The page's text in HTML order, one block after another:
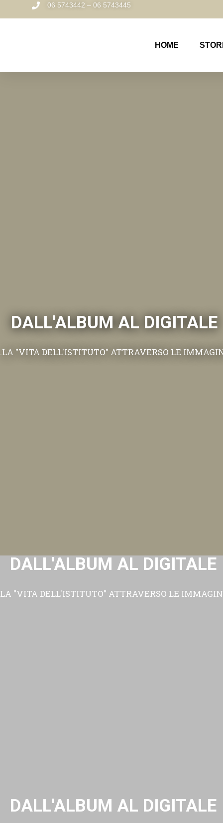
06 5743442 – 06 5743445
HOME
DALL'ALBUM AL DIGITALE
.LA "VITA DELL'ISTITUTO" ATTRAVERSO LE
DALL'ALBUM AL DIGITALE
LA "VITA DELL'ISTITUTO" ATTRAVERSO LE
DALL'ALBUM AL DIGITALE